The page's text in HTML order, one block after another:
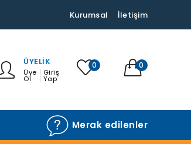
Kurumsal İletişim
ÜYELIK
Üye
Ol
Giriş
Yap
0 0
Merak edilenler